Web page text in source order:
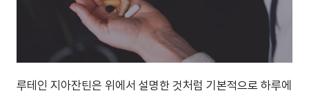
루테인 지아잔틴은 위에서 설명한 것처럼 기본적으로 하루에